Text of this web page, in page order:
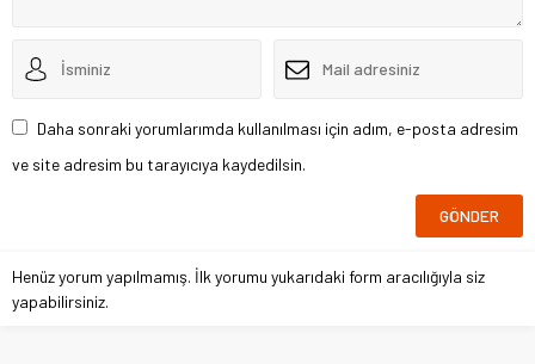
Daha sonraki yorumlarımda kullanılması için adım, e-posta adresim
ve site adresim bu tarayıcıya kaydedilsin.
Henüz yorum yapılmamış. İlk yorumu yukarıdaki form aracılığıyla siz
yapabilirsiniz.